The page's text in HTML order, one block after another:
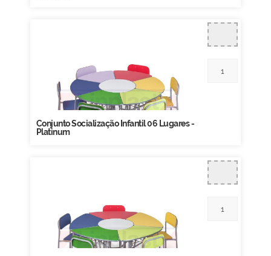
Conjunto Socialização Infantil 06 Lugares -
Platinum